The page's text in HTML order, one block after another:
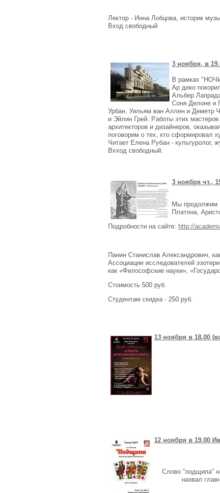
Лектор - Инна Лобцова, историк
Вход свободный
3 ноября, в
В рамках
Ар деко
Альбер
Соня Делоне и
Урбан, Уильям ван Аллен и Деметр
и Эйлин Грей. Работы этих
архитекторов и дизайнеров,
поговорим о тех, кто сформировал
Читает Елена Рубан -
Вхход свободный.
3 ноября чт.,
Мы продолжим
Платона,
Подробности на сайте: http://
Панин Станислав Александрович,
Ассоциации исследователей
как «Философские науки»,
Стоимость 500 руб.
Студентам скидка - 250 руб.
13 ноября в 18.00
12 ноября в 19.00
Слово "подщипа"
назвал